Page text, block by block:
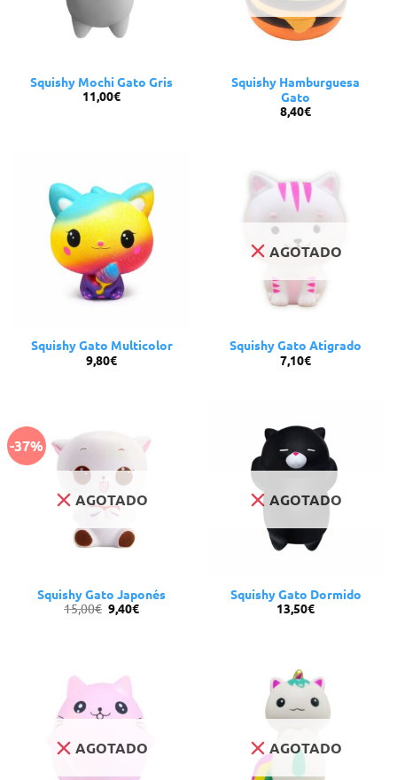
Squishy Mochi Gato Gris
11,00€
Squishy Hamburguesa
Gato
8,40€
Squishy Gato Multicolor
9,80€
AGOTADO
Squishy Gato Atigrado
7,10€
-37%
AGOTADO
Squishy Gato Japonés
15,00€ El
precio
9,40€El
precio
AGOTADO
Squishy Gato Dormido
13,50€
AGOTADO AGOTADO